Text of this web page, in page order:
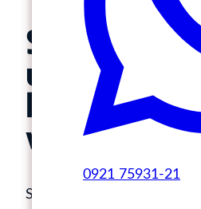
0921 75931-21
SEO bleibt
und wird in
bestimmter
wertvoller
Suchmaschinenoptimierung